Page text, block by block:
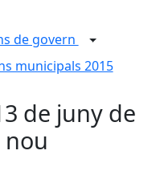
de govern
municipals 2015
de juny de
nou